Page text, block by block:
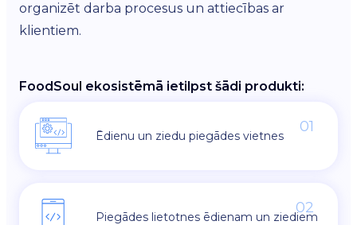
organizēt darba procesus un attiecības ar
klientiem.
FoodSoul ekosistēmā ietilpst šādi produkti:
01
Ēdienu un ziedu piegādes vietnes
02
Piegādes lietotnes ēdienam un ziediem